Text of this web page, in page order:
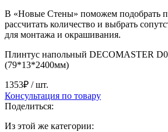
В «Новые Стены» поможем подобрать
рассчитать количество и выбрать
для монтажа и окрашивания.
Плинтус напольный DECOMASTER
(79*13*2400мм)
1353₽ / шт.
Консультация по товару
Поделиться:
Из этой же категории: